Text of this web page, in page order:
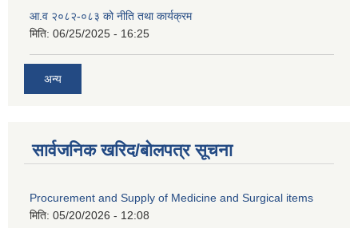
आ.व २०८२-०८३ को नीति तथा कार्यक्रम
मिति: 06/25/2025 - 16:25
अन्य
सार्वजनिक खरिद/बोलपत्र सूचना
Procurement and Supply of Medicine and Surgical items
मिति: 05/20/2026 - 12:08